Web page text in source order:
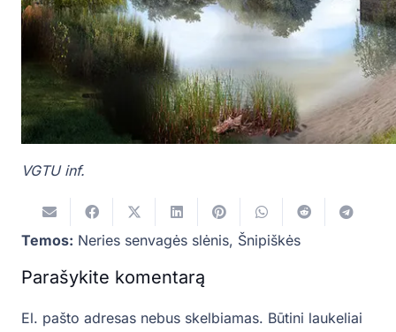
VGTU inf.
Temos: Neries senvagės slėnis, Šnipiškės
Parašykite komentarą
El. pašto adresas nebus skelbiamas. Būtini laukeliai